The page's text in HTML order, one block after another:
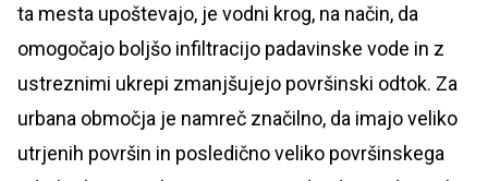
ta mesta upoštevajo, je vodni krog, na način, da
omogočajo boljšo infiltracijo padavinske vode in z
ustreznimi ukrepi zmanjšujejo površinski odtok. Za
urbana območja je namreč značilno, da imajo veliko
utrjenih površin in posledično veliko površinskega